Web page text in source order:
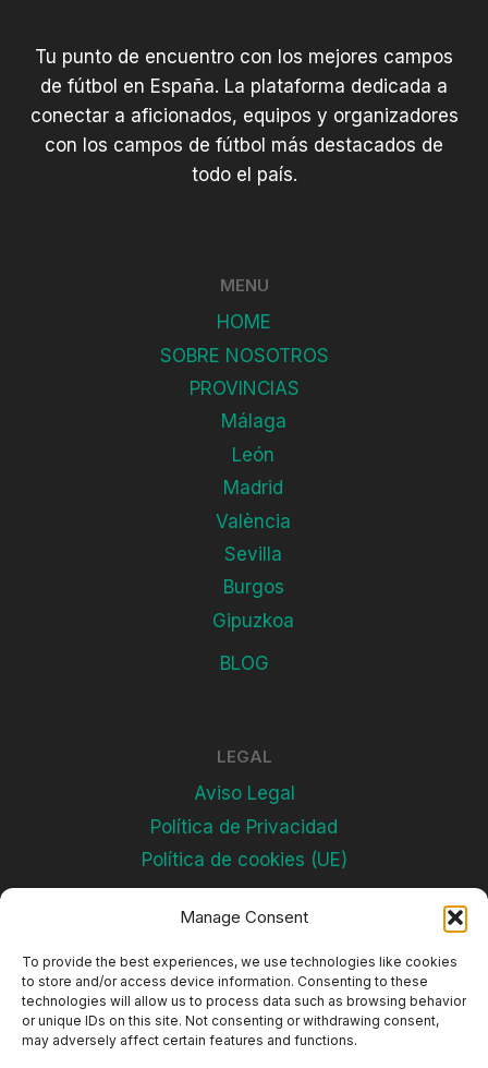
Manage Consent
To provide the best experiences, we use technologies like cookies
to store and/or access device information. Consenting to these
technologies will allow us to process data such as browsing behavior
or unique IDs on this site. Not consenting or withdrawing consent,
may adversely affect certain features and functions.
Tu punto de encuentro con los mejores campos
de fútbol en España. La plataforma dedicada a
conectar a aficionados, equipos y organizadores
con los campos de fútbol más destacados de
todo el país.
MENU
HOME
SOBRE NOSOTROS
PROVINCIAS
Málaga
León
Madrid
València
Sevilla
Burgos
Gipuzkoa
BLOG
LEGAL
Aviso Legal
Política de Privacidad
Política de cookies (UE)
Subscríbete